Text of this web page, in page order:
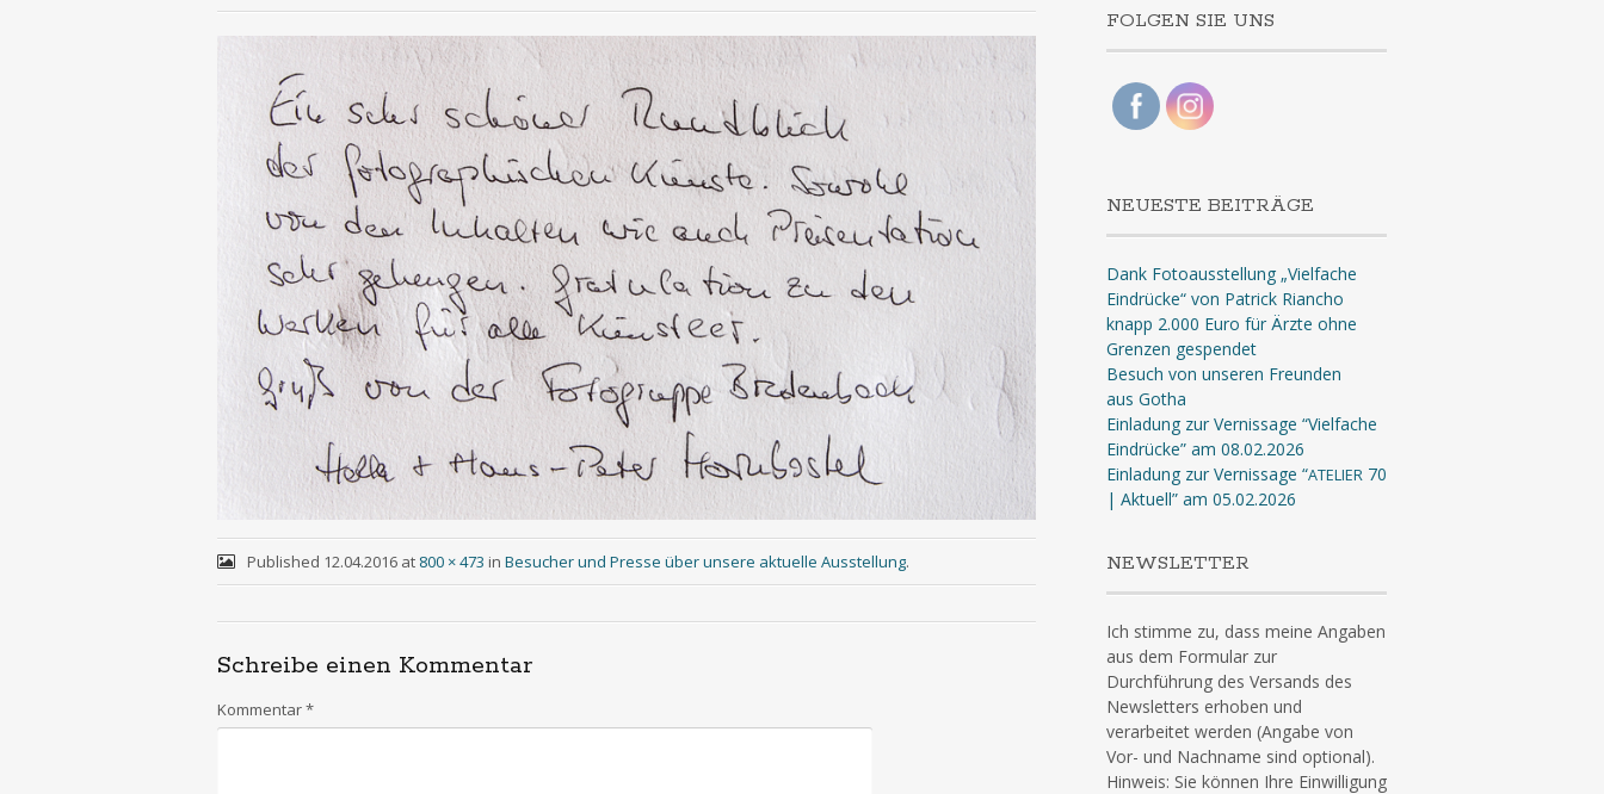
Published 12.04.2016at 800 × 473 in Besucher und Presse über unsere aktuelle Ausstellung.
Schreibe einen Kommentar
Kommentar*
FOLGEN SIE UNS
NEUESTE BEITRÄGE
Dank Fotoausstellung „Vielfache
Eindrücke“ von Patrick Riancho
knapp 2.000 Euro für Ärzte ohne
Grenzen gespendet
Besuch von unseren Freunden
aus Gotha
Einladung zur Vernissage “Vielfache
Eindrücke” am 08.02.2026
Einladung zur Vernissage “ATELIER70
| Aktuell” am 05.02.2026
NEWSLETTER
Ich stimme zu, dass meine Angaben
aus dem Formular zur
Durchführung des Versands des
Newsletters erhoben und
verarbeitet werden (Angabe von
Vor- und Nachname sind optional).
Hinweis: Sie können Ihre Einwilligung